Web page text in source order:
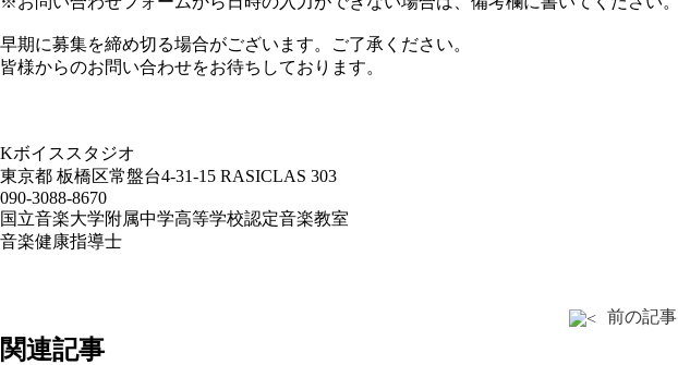
早期に募集を締め切る場合がございます。ご了承ください。
皆様からのお問い合わせをお待ちしております。
Kボイススタジオ
東京都 板橋区常盤台4-31-15 RASICLAS 303
090-3088-8670
国立音楽大学附属中学高等学校認定音楽教室
音楽健康指導士
前の記事
関連記事